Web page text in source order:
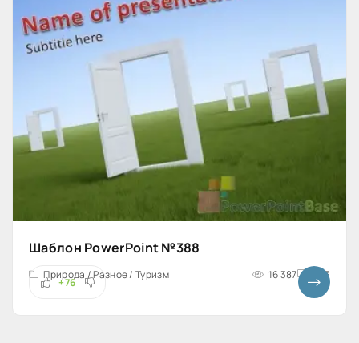
Шаблон PowerPoint №388
Природа / Разное / Туризм 16 387 4x3
+76